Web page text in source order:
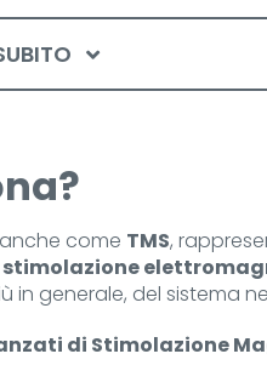
come TMS,
stimolazione
in generale, del sistema
di Stimolazione